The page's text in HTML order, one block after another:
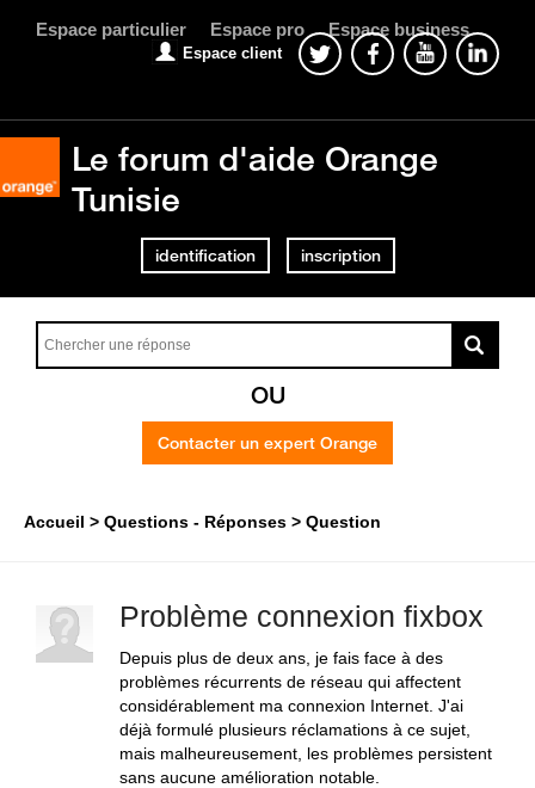
Espace particulier Espace pro Espace business
Espace client
Le forum d'aide Orange
Tunisie
identification inscription
OU
Contacter un expert Orange
Accueil Questions - Réponses Question
Problème connexion fixbox
Depuis plus de deux ans, je fais face à des
problèmes récurrents de réseau qui affectent
considérablement ma connexion Internet. J'ai
déjà formulé plusieurs réclamations à ce sujet,
mais malheureusement, les problèmes persistent
sans aucune amélioration notable.